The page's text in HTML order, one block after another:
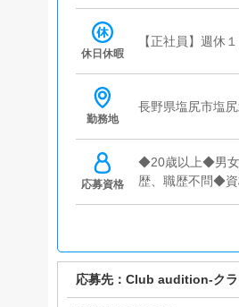
します。予約の
ど様々な企画を
メ日記）などの
人ブログの作成
出来れば問題あ
の方に快適にお
休日休暇
【正社員】週休
勤務地
長野県塩尻市塩
応募資格
◆20歳以上◆男女
歴、職歴不問◆資
応募先： Club audition-クラ